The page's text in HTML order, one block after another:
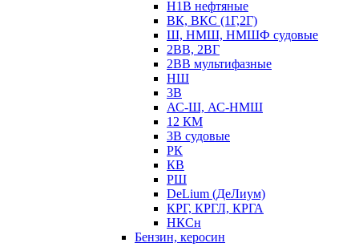
Н1В нефтяные
ВК, ВКС (1Г,2Г)
Ш, НМШ, НМШФ судовые
2ВВ, 2ВГ
2ВВ мультифазные
НШ
3В
АС-Ш, АС-НМШ
12 КМ
3В судовые
РК
КВ
РШ
DeLium (ДеЛиум)
КРГ, КРГЛ, КРГА
НКСн
Бензин, керосин